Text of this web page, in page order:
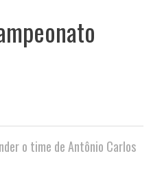
o time de Antônio Carlos